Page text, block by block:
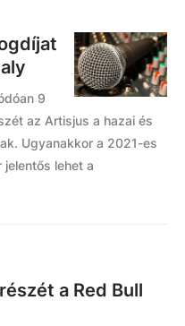
9
az Artisjus a hazai és
Ugyanakkor a 2021-es
lehet a
a Red Bull